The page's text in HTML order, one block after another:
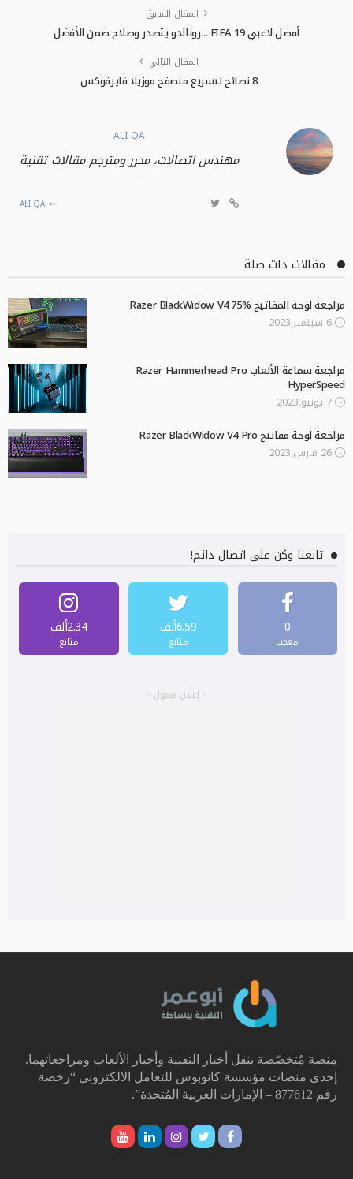
المقال السابق
أفضل لاعبي FIFA 19 .. رونالدو يتصدر وصلاح ضمن الأفضل
المقال التالي
8 نصائح لتسريع متصفح موزيلا فايرفوكس
ALI QA
مهندس اتصالات، محرر ومترجم مقالات تقنية
ALI QA
مقالات ذات صلة
مراجعة لوحة المفاتيح Razer BlackWidow V4 75%
6 سبتمبر,2023
مراجعة سماعة الألعاب Razer Hammerhead Pro
HyperSpeed
7 يونيو,2023
مراجعة لوحة مفاتيح Razer BlackWidow V4 Pro
26 مارس,2023
تابعنا وكن على اتصال دائم!
0
معجب
6.59ألف
متابع
2.34ألف
متابع
- إعلان ممول -
منصة مُتخصّصة بنقل أخبار التقنية وأخبار الألعاب ومراجعاتهما.
إحدى منصات مؤسسة كانوبوس للتعامل الالكتروني “رخصة
رقم 877612 – الإمارات العربية المُتحدة”.